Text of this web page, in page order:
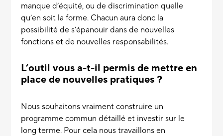
manque d’équité, ou de discrimination quelle
qu’en soit la forme. Chacun aura donc la
possibilité de s’épanouir dans de nouvelles
fonctions et de nouvelles responsabilités.
L’outil vous a-t-il permis de mettre en
place de nouvelles pratiques ?
Nous souhaitons vraiment construire un
programme commun détaillé et investir sur le
long terme. Pour cela nous travaillons en